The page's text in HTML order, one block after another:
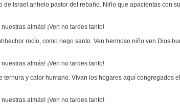
de Israel anhelo pastor del rebaño. Niño que apacientas con
almás! ¡Ven no tardes tanto!
rocío, como riego santo. Ven hermoso niño ven Dios
almás! ¡Ven no tardes tanto!
ternura y calor humano. Vivan los hogares aquí congregados
almás! ¡Ven no tardes tanto!